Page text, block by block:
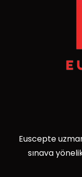
Euscepte
sınava